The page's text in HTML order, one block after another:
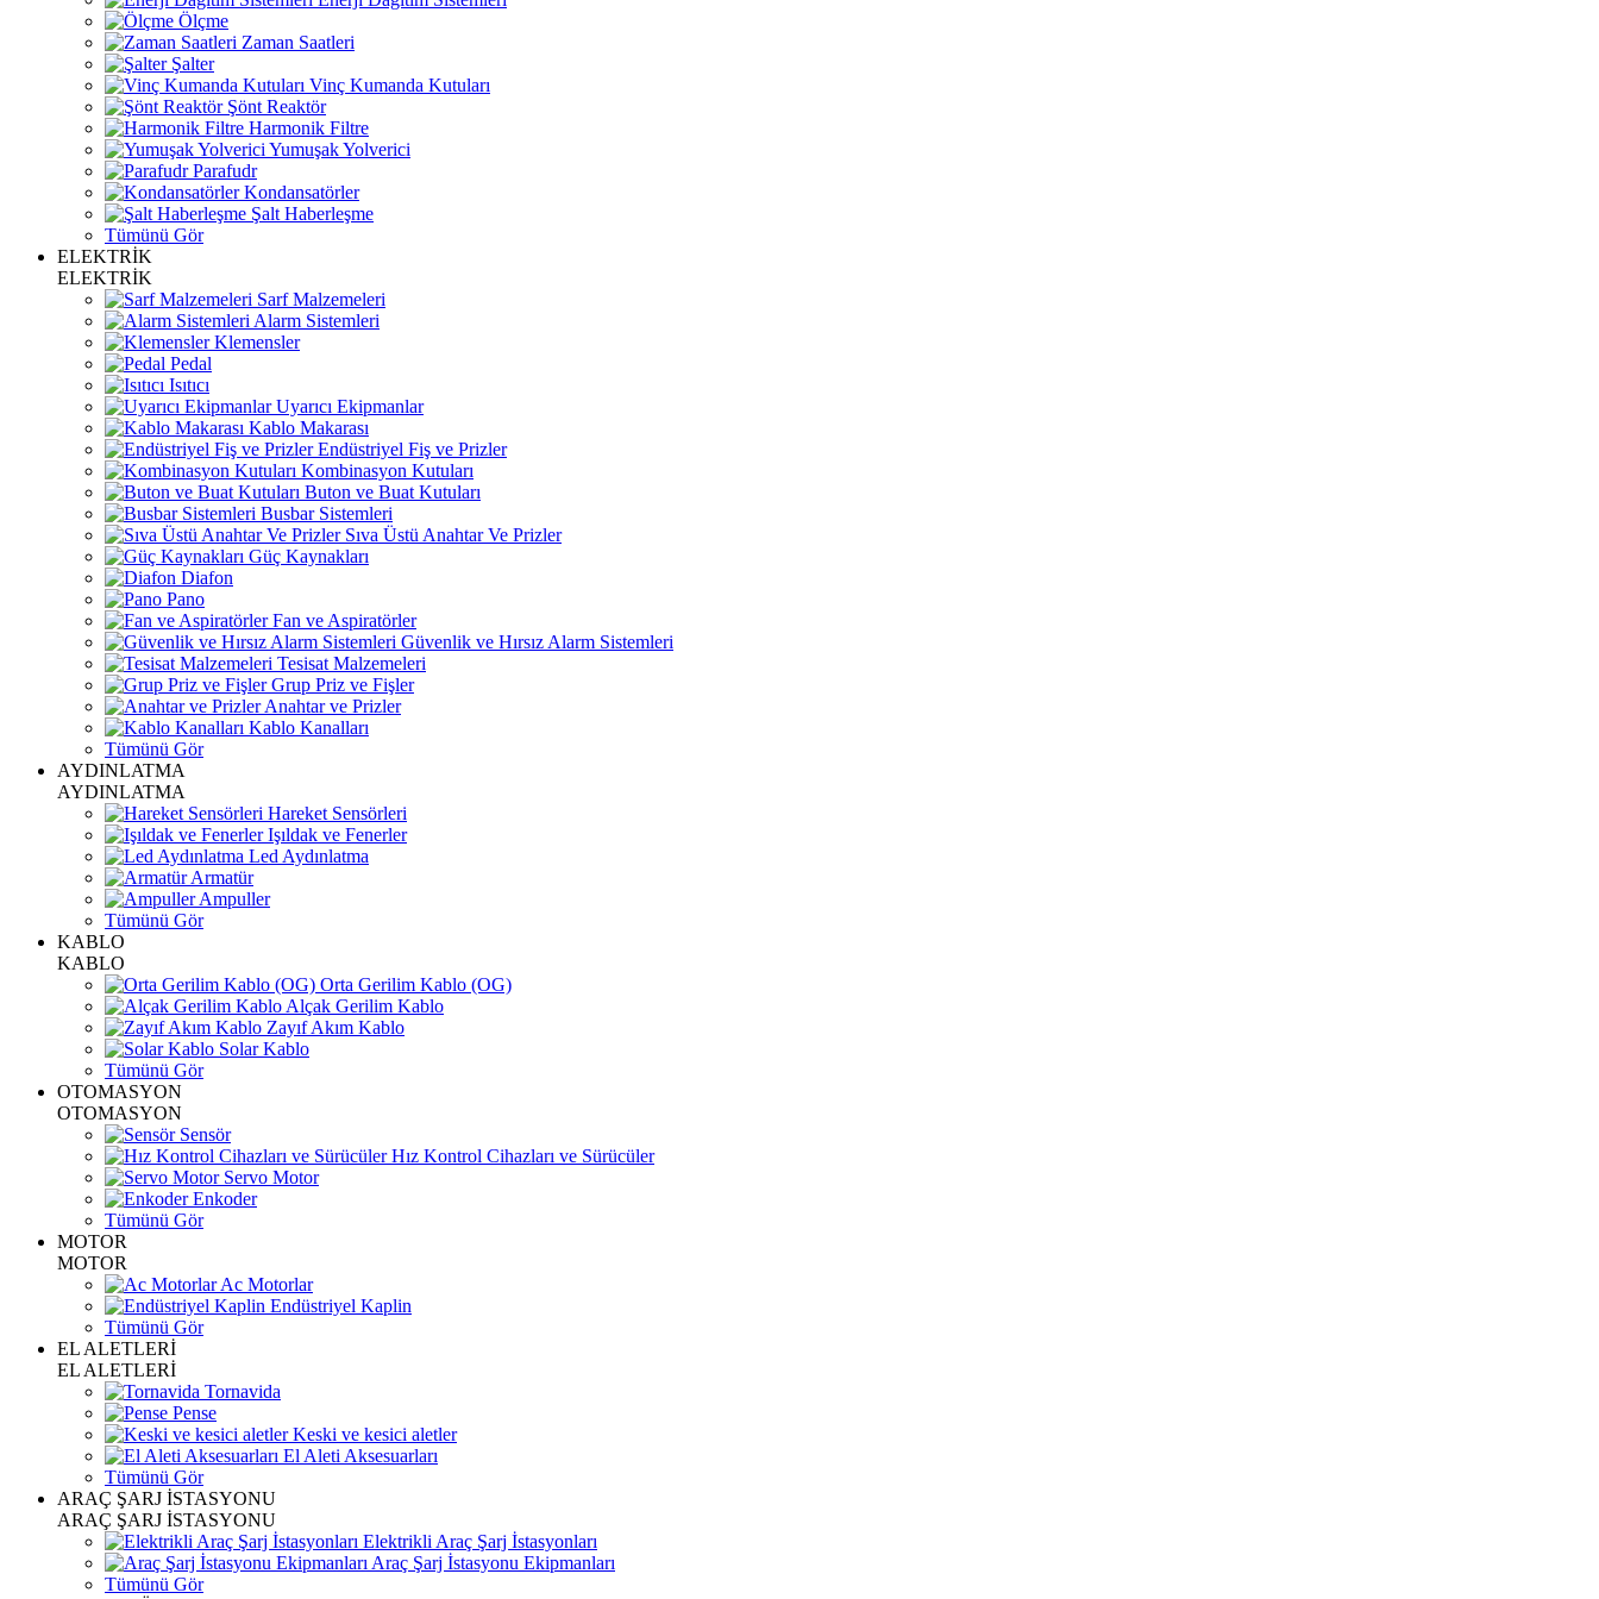
Ölçme
Zaman Saatleri
Şalter
Vinç Kumanda Kutuları
Şönt Reaktör
Harmonik Filtre
Yumuşak Yolverici
Parafudr
Kondansatörler
Şalt Haberleşme
Tümünü Gör
ELEKTRİK
ELEKTRİK
Sarf Malzemeleri
Alarm Sistemleri
Klemensler
Pedal
Isıtıcı
Uyarıcı Ekipmanlar
Kablo Makarası
Endüstriyel Fiş ve Prizler
Kombinasyon Kutuları
Buton ve Buat Kutuları
Busbar Sistemleri
Sıva Üstü Anahtar Ve Prizler
Güç Kaynakları
Diafon
Pano
Fan ve Aspiratörler
Güvenlik ve Hırsız Alarm Sistemleri
Tesisat Malzemeleri
Grup Priz ve Fişler
Anahtar ve Prizler
Kablo Kanalları
Tümünü Gör
AYDINLATMA
AYDINLATMA
Hareket Sensörleri
Işıldak ve Fenerler
Led Aydınlatma
Armatür
Ampuller
Tümünü Gör
KABLO
KABLO
Orta Gerilim Kablo (OG)
Alçak Gerilim Kablo
Zayıf Akım Kablo
Solar Kablo
Tümünü Gör
OTOMASYON
OTOMASYON
Sensör
Hız Kontrol Cihazları ve Sürücüler
Servo Motor
Enkoder
Tümünü Gör
MOTOR
MOTOR
Ac Motorlar
Endüstriyel Kaplin
Tümünü Gör
EL ALETLERİ
EL ALETLERİ
Tornavida
Pense
Keski ve kesici aletler
El Aleti Aksesuarları
Tümünü Gör
ARAÇ ŞARJ İSTASYONU
ARAÇ ŞARJ İSTASYONU
Elektrikli Araç Şarj İstasyonları
Araç Şarj İstasyonu Ekipmanları
Tümünü Gör